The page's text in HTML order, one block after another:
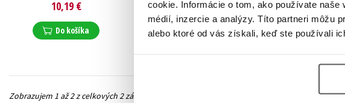
cookie. Informácie o tom, ako používate
médií, inzercie a analýzy. Títo partneri môžu
alebo ktoré od vás získali, keď ste používali
Samuel Kohoutek
10,19 €
Do košíka
Klára Ille , Klára Hamuľáková
6,79 €
Do košíka
Zobrazujem 1 až 2 z celkových 2 záznamov